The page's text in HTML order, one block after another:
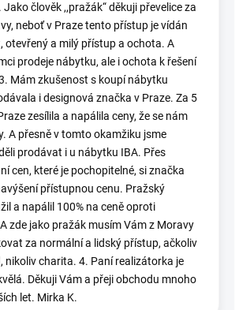
člověk ,,pražák“ děkuji převelice za
neboť v Praze tento přístup je vídán
otevřený a milý přístup a ochota. A
prodeje nábytku, ale i ochota k řešení
Mám zkušenost s koupí nábytku
i designová značka v Praze. Za 5
zesílila a napálila ceny, že se nám
A přesně v tomto okamžiku jsme
prodávat i u nábytku IBA. Přes
cen, které je pochopitelné, si značka
přístupnou cenu. Pražský
a napálil 100% na ceně oproti
zde jako pražák musím Vám z Moravy
za normální a lidský přístup, ačkoliv
nikoliv charita. 4. Paní realizátorka je
Děkuji Vám a přeji obchodu mnoho
let. Mirka K.